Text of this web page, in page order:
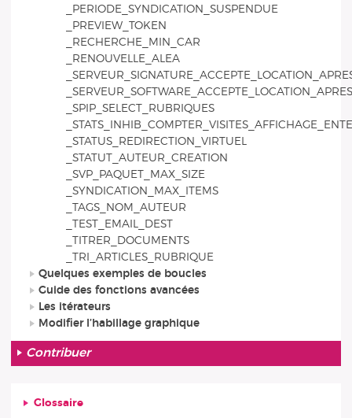
_PERIODE_SYNDICATION_SUSPENDUE
_PREVIEW_TOKEN
_RECHERCHE_MIN_CAR
_RENOUVELLE_ALEA
_SPIP_SELECT_RUBRIQUES
_STATUS_REDIRECTION_VIRTUEL
_STATUT_AUTEUR_CREATION
_SVP_PAQUET_MAX_SIZE
_SYNDICATION_MAX_ITEMS
_TAGS_NOM_AUTEUR
_TEST_EMAIL_DEST
_TITRER_DOCUMENTS
_TRI_ARTICLES_RUBRIQUE
Quelques exemples de boucles
Guide des fonctions avancées
Les itérateurs
Modifier l’habillage graphique
Contribuer
Glossaire